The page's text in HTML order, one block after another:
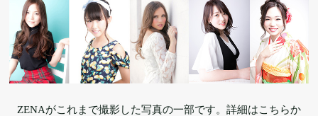
ZENAがこれまで撮影した写真の一部です。詳細はこちらか